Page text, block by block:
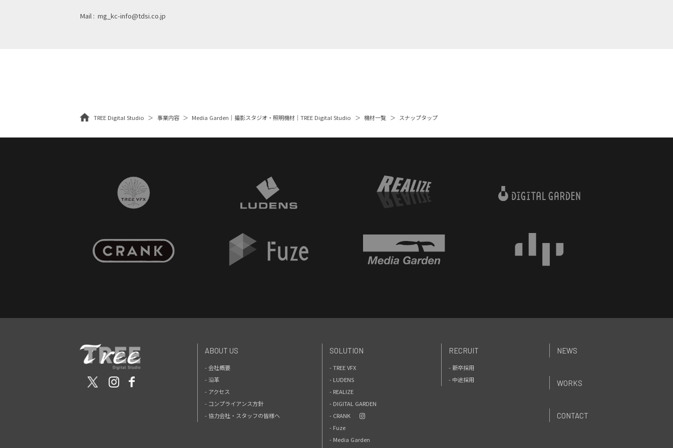
Mail : mg_kc-info@tdsi.co.jp
TREE Digital Studio 事業内容 Media Garden｜撮影スタジオ・照明機材｜TREE Digital Studio 機材一覧 スナップタップ
ABOUT US
- 会社概要
- 沿革
- アクセス
- コンプライアンス方針
- 協力会社・スタッフの皆様へ
SOLUTION
- TREE VFX
- LUDENS
- REALIZE
- DIGITAL GARDEN
- CRANK
- Fuze
- Media Garden
RECRUIT
- 新卒採用
- 中途採用
NEWS
WORKS
CONTACT